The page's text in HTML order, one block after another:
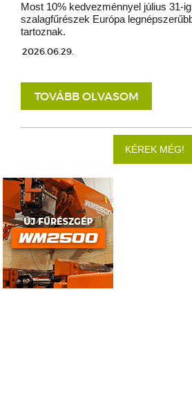
Most 10% kedvezménnyel július 31-
szalagfűrészek Európa
tartoznak.
2026.06.29.
TOVÁBB OLVASOM
KÉREK MÉG!